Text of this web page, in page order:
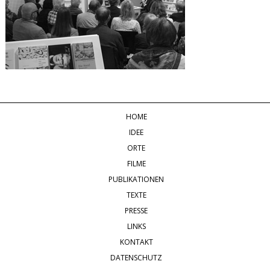
HOME
IDEE
ORTE
FILME
PUBLIKATIONEN
TEXTE
PRESSE
LINKS
KONTAKT
DATENSCHUTZ